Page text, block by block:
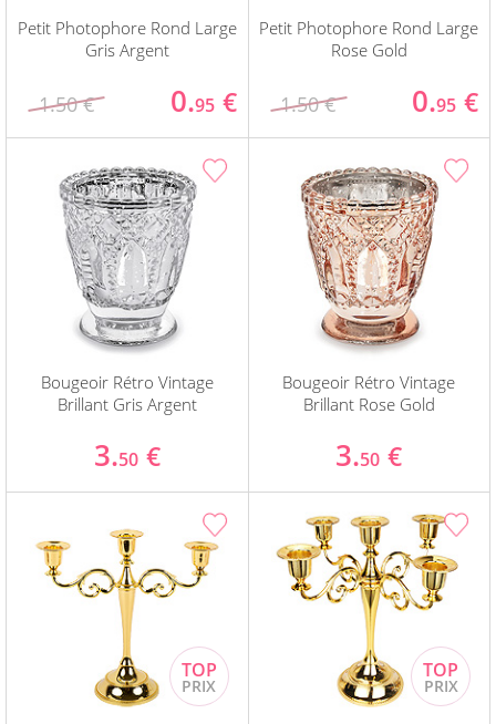
Petit Photophore Rond Large
Gris Argent
1.50 € 0.95 €
Petit Photophore Rond Large
Rose Gold
1.50 € 0.95 €
Bougeoir Rétro Vintage
Brillant Gris Argent
3.50 €
Bougeoir Rétro Vintage
Brillant Rose Gold
3.50 €